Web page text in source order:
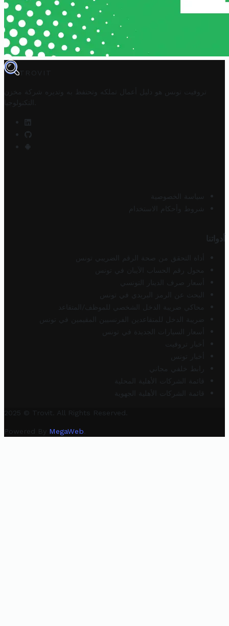
TROVIT
تروفيت تونس هو دليل أعمال تملكه وتحتفظ به وتديره
شركة مخزن
التكنولوجيا
سياسة الخصوصية
شروط وأحكام الاستخدام
أدواتنا
أداة التحقق من صحة الرقم الضريبي تونس
محول رقم الحساب الآيبان في تونس
أسعار صرف الدينار التونسي
البحث عن الرمز البريدي في تونس
محاكي ضريبة الدخل الشخصي للموظف/المتقاعد
ضريبة الدخل للمتقاعدين الفرنسيين المقيمين في تونس
أسعار السيارات الجديدة في تونس
أخبار تروفيت
أخبار تونس
رابط خلفي مجاني
قائمة الشركات الأهلية المحلية
قائمة الشركات الأهلية الجهوية
2025 © Trovit. All Rights Reserved.
Powered By MegaWeb